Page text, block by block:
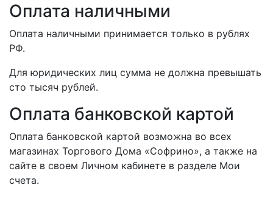
Оплата наличными
Оплата наличными принимается только в рублях
РФ.
Для юридических лиц сумма не должна превышать
сто тысяч рублей.
Оплата банковской картой
Оплата банковской картой возможна во всех
магазинах Торгового Дома «Софрино», а также на
сайте в своем Личном кабинете в разделе Мои
счета.